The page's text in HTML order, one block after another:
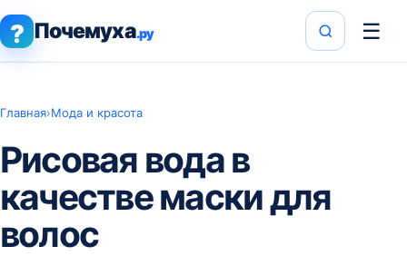
? Почемуха.ру ☰
Главная›Мода и красота
Рисовая вода в
качестве маски для
волос